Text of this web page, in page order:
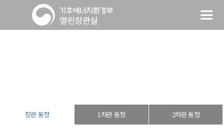
장관 동정 1차관 동정 2차관 동정